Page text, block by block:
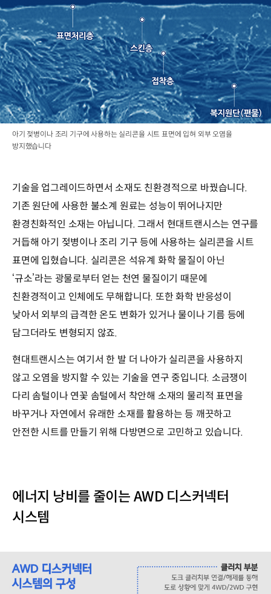
아기 젖병이나 조리 기구에 사용하는 실리콘을 시트 표면에 입혀 외부 오염을
방지했습니다
기술을 업그레이드하면서 소재도 친환경적으로 바꿨습니다.
기존 원단에 사용한 불소계 원료는 성능이 뛰어나지만
환경친화적인 소재는 아닙니다. 그래서 현대트랜시스는 연구를
거듭해 아기 젖병이나 조리 기구 등에 사용하는 실리콘을 시트
표면에 입혔습니다. 실리콘은 석유계 화학 물질이 아닌
‘규소’라는 광물로부터 얻는 천연 물질이기 때문에
친환경적이고 인체에도 무해합니다. 또한 화학 반응성이
낮아서 외부의 급격한 온도 변화가 있거나 물이나 기름 등에
담그더라도 변형되지 않죠.
현대트랜시스는 여기서 한 발 더 나아가 실리콘을 사용하지
않고 오염을 방지할 수 있는 기술을 연구 중입니다. 소금쟁이
다리 솜털이나 연꽃 솜털에서 착안해 소재의 물리적 표면을
바꾸거나 자연에서 유래한 소재를 활용하는 등 깨끗하고
안전한 시트를 만들기 위해 다방면으로 고민하고 있습니다.
에너지 낭비를 줄이는 AWD 디스커넥터
시스템